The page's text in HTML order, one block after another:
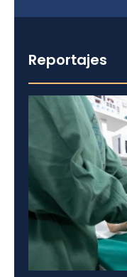
Reportajes